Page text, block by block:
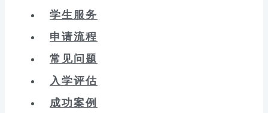
学生服务
申请流程
常见问题
入学评估
成功案例